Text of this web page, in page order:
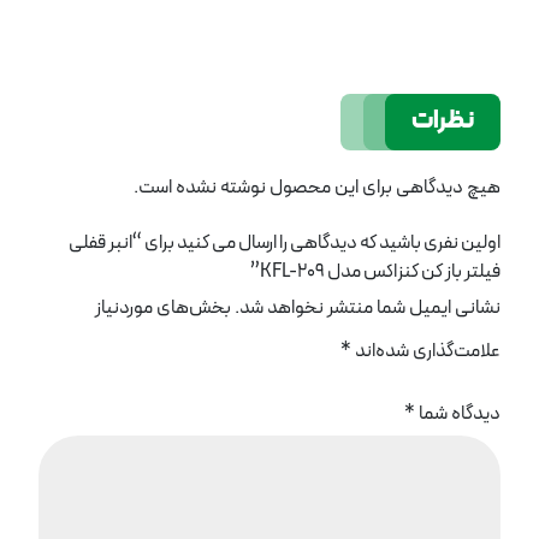
نظرات
هیچ دیدگاهی برای این محصول نوشته نشده است.
اولین نفری باشید که دیدگاهی را ارسال می کنید برای “انبر قفلی
فیلتر باز کن کنزاکس مدل KFL-209”
نشانی ایمیل شما منتشر نخواهد شد. بخش‌های موردنیاز
علامت‌گذاری شده‌اند *
دیدگاه شما *